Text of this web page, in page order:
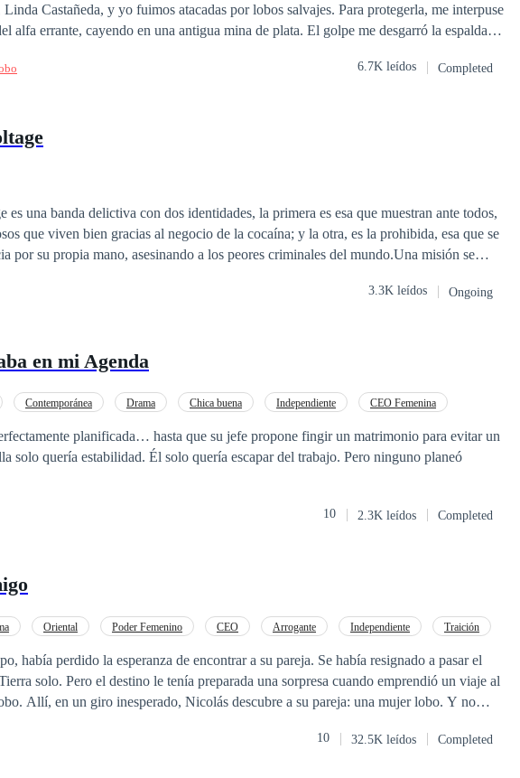
y yo fuimos atacadas por lobos salvajes. Para protegerla, me interpuse
alfa errante, cayendo en una antigua mina de plata. El golpe me desgarró la espalda
la curandera principal
más… Pero ella volteó, furiosa, gritando con desprecio: —
esta manada para una loba tan cruel como tú! Y en ese instante… escuché el
6.7K leídos Completed
es una banda delictiva con dos identidades, la primera es esa que muestran ante todos,
que viven bien gracias al negocio de la cocaína; y la otra, es la prohibida, esa que se
por su propia mano, asesinando a los peores criminales del mundo.Una misión se
3.3K leídos Ongoing
en mi Agenda
Contemporánea Drama Chica buena Independiente
CEO Femenina
planificada… hasta que su jefe propone fingir un matrimonio para evitar un
solo quería estabilidad. Él solo quería escapar del trabajo. Pero ninguno planeó
10 2.3K leídos Completed
Oriental Poder Femenino CEO Arrogante Independiente
Traición
había perdido la esperanza de encontrar a su pareja. Se había resignado a pasar el
solo. Pero el destino le tenía preparada una sorpresa cuando emprendió un viaje al
Allí, en un giro inesperado, Nicolás descubre a su pareja: una mujer lobo. Y no
ser un cuento de hadas. Un aspecto único de su identidad la marcaba, haciéndola
10 32.5K leídos Completed